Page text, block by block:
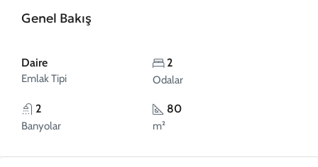
Genel Bakış
Daire
Emlak Tipi
2
Odalar
2
Banyolar
80
m²